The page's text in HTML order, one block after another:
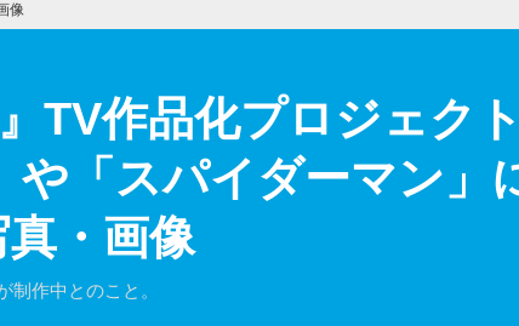
像
TV作品化プロジェク
や「スパイダーマン」
・画像
制作中とのこと。